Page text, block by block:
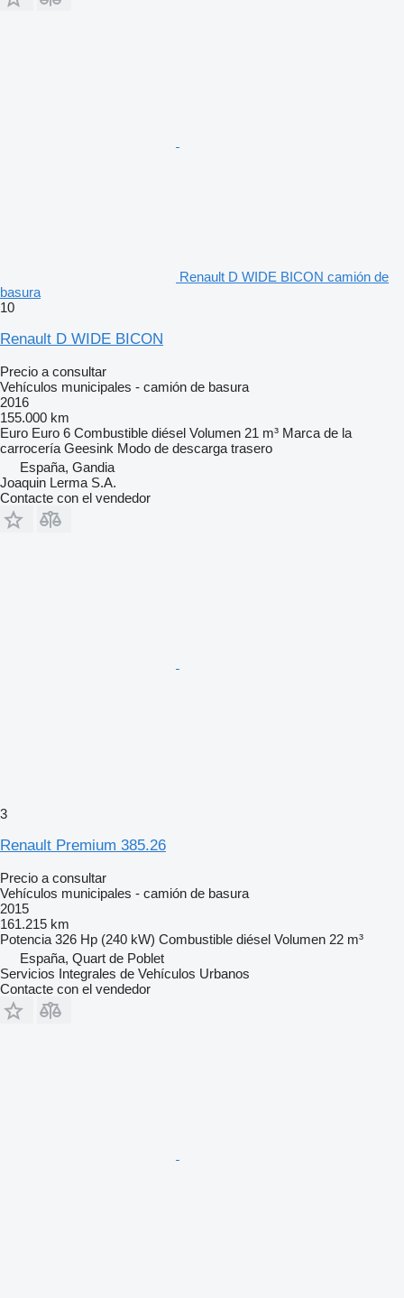
Renault D WIDE BICON camión de
basura
10
Renault D WIDE BICON
Precio a consultar
Vehículos municipales - camión de basura
2016
155.000 km
Euro Euro 6 Combustible diésel Volumen 21 m³ Marca de la
carrocería Geesink Modo de descarga trasero
España, Gandia
Joaquin Lerma S.A.
Contacte con el vendedor
3
Renault Premium 385.26
Precio a consultar
Vehículos municipales - camión de basura
2015
161.215 km
Potencia 326 Hp (240 kW) Combustible diésel Volumen 22 m³
España, Quart de Poblet
Servicios Integrales de Vehículos Urbanos
Contacte con el vendedor